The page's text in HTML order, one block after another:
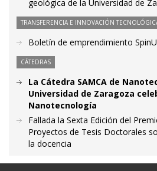
geológica de la Universidad de
TRANSFERENCIA E INNOVACIÓN
Boletín de emprendimiento
CÁTEDRAS
La Cátedra SAMCA de
Universidad de Zaragoza
Nanotecnología
Fallada la Sexta Edición del
Proyectos de Tesis Doctorales
la docencia